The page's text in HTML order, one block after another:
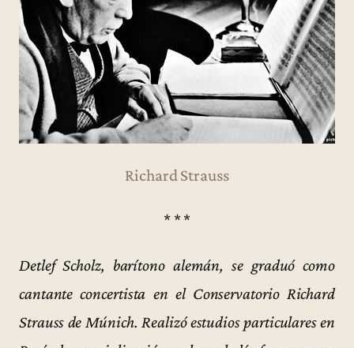
Richard Strauss
* * *
Detlef Scholz, barítono alemán, se graduó como
cantante concertista en el Conservatorio Richard
Strauss de Múnich. Realizó estudios particulares en